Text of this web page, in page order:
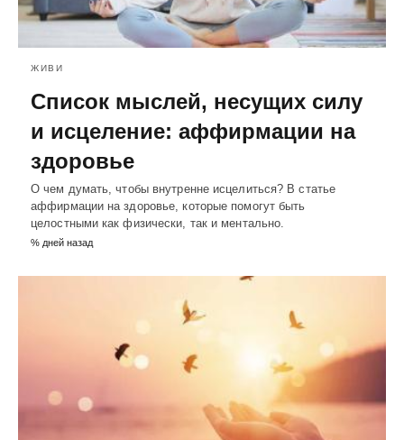
ЖИВИ
Список мыслей, несущих силу
и исцеление: аффирмации на
здоровье
О чем думать, чтобы внутренне исцелиться? В статье
аффирмации на здоровье, которые помогут быть
целостными как физически, так и ментально.
% дней назад